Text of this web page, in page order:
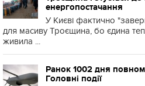
енергопостачання
У Києві фактично
для масиву Троєщина, бо єдина
живила ...
Ранок 1002 дня
Головні події